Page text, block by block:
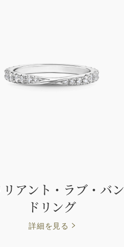
リアント・ラブ・バン
ドリング
詳細を見る